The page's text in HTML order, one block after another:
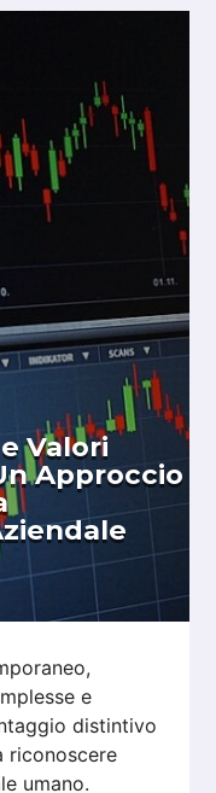
Valori
Approccio
e
distintivo
riconoscere
umano.